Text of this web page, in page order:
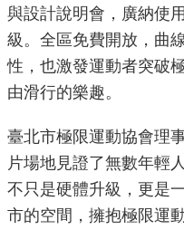
務
廉
政
地
為
民
服
與設計說明會，廣納使
級。全區免費開放，曲
性，也激發運動者突破
由滑行的樂趣。
臺北市極限運動協會理
片場地見證了無數年輕
不只是硬體升級，更是
市的空間，擁抱極限運